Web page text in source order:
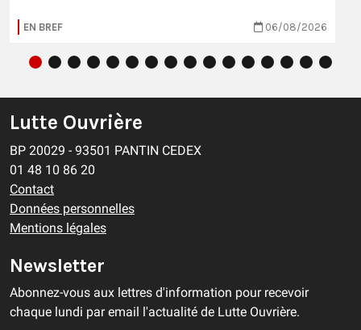
EN BREF 06/08/2026
Lutte Ouvrière
BP 20029 - 93501 PANTIN CEDEX
01 48 10 86 20
Contact
Données personnelles
Mentions légales
Newsletter
Abonnez-vous aux lettres d'information pour recevoir
chaque lundi par email l'actualité de Lutte Ouvrière.